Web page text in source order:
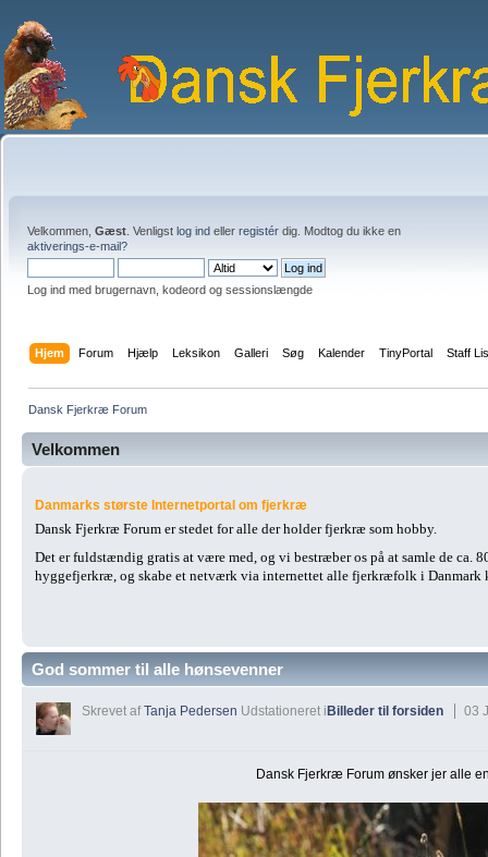
Velkommen, Gæst . Venligst log ind eller registér dig. Modtog du ikke en
aktiverings-e-mail?
Log ind med brugernavn, kodeord og sessionslængde
Hjem Forum Hjælp Leksikon Galleri Søg Kalender TinyPortal Staff
Dansk Fjerkræ Forum
Velkommen
Danmarks største Internetportal om fjerkræ
Dansk Fjerkræ Forum er stedet for alle der holder fjerkræ som hobby.
Det er fuldstændig gratis at være med, og vi bestræber os på at samle de ca.
hyggefjerkræ, og skabe et netværk via internettet alle fjerkræfolk i Danmark
God sommer til alle hønsevenner
Skrevet afTanja Pedersen Udstationeret iBilleder til forsiden 03
Dansk Fjerkræ Forum ønsker jer alle